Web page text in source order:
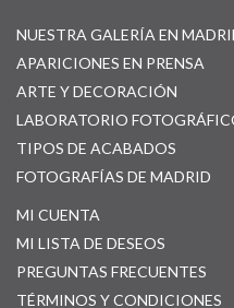
NUESTRA GALERÍA EN
APARICIONES EN PRENSA
ARTE Y DECORACIÓN
LABORATORIO
TIPOS DE ACABADOS
FOTOGRAFÍAS DE MADRID
MI CUENTA
MI LISTA DE DESEOS
PREGUNTAS FRECUENTES
TÉRMINOS Y CONDICIONES